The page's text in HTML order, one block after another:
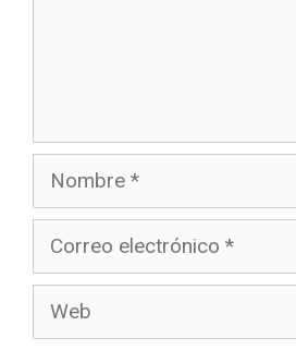
Nombre